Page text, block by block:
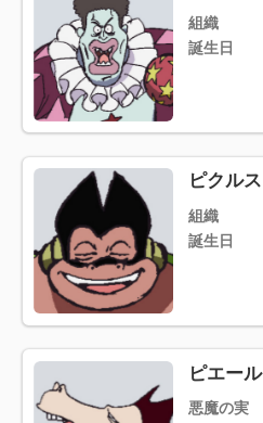
組織
誕生日
ピクルス
組織
誕生日
ピエール
悪魔の実